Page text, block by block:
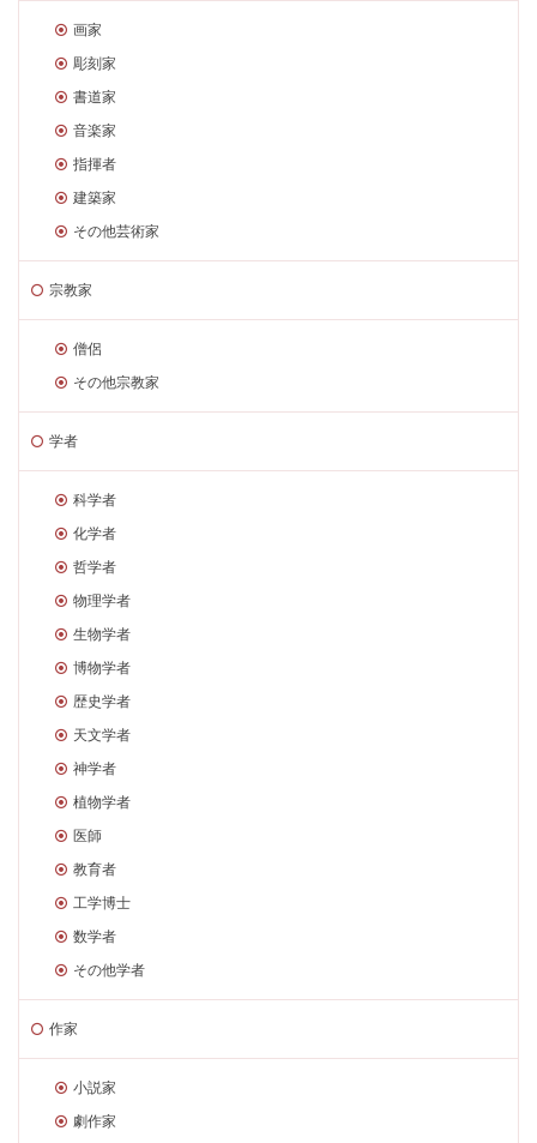
画家
彫刻家
書道家
音楽家
指揮者
建築家
その他芸術家
宗教家
僧侶
その他宗教家
学者
科学者
化学者
哲学者
物理学者
生物学者
博物学者
歴史学者
天文学者
神学者
植物学者
医師
教育者
工学博士
数学者
その他学者
作家
小説家
劇作家